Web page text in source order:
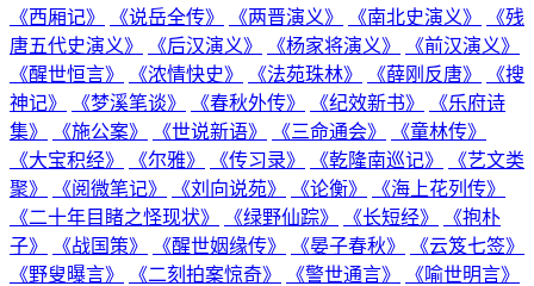
《西厢记》
《说岳全传》 《两晋演义》 《南北史演义》
《残
唐五代史演义》
《后汉演义》 《杨家将演义》
《前汉演义》
《醒世恒言》
《浓情快史》 《法苑珠林》 《薛刚反唐》
《搜
神记》
《梦溪笔谈》 《春秋外传》 《纪效新书》
《乐府诗
集》
《施公案》 《世说新语》 《三命通会》
《童林传》
《大宝积经》
《尔雅》 《传习录》 《乾隆南巡记》
《艺文类
聚》
《阅微笔记》 《刘向说苑》 《论衡》
《海上花列传》
《二十年目睹之怪现状》
《绿野仙踪》 《长短经》
《抱朴
子》
《战国策》 《醒世姻缘传》 《晏子春秋》
《云笈七签》
《野叟曝言》
《二刻拍案惊奇》 《警世通言》
《喻世明言》